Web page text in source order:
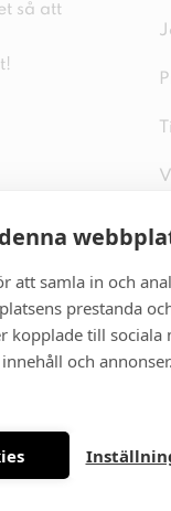
att samla in och
prestanda
kopplade till sociala
och annonser.
så att